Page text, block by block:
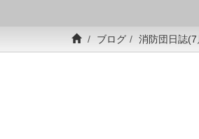
ブログ 消防団日誌(7